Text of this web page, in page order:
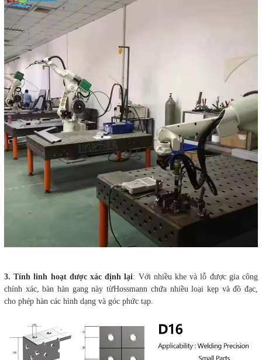
3. Tính linh hoạt được xác định lại: Với nhiều khe và lỗ được gia công
chính xác, bàn hàn gang này từHossmann chứa nhiều loại kẹp và đồ đạc,
cho phép hàn các hình dạng và góc phức tạp.